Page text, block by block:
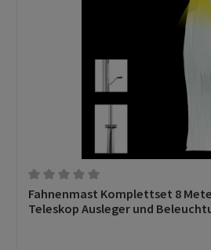
Durchschnittliche Bewertung von
Fahnenmast Komplettset 8
Teleskop Ausleger und